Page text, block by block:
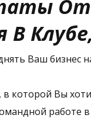
От
В
Ваш бизнес
в которой Вы
работе в